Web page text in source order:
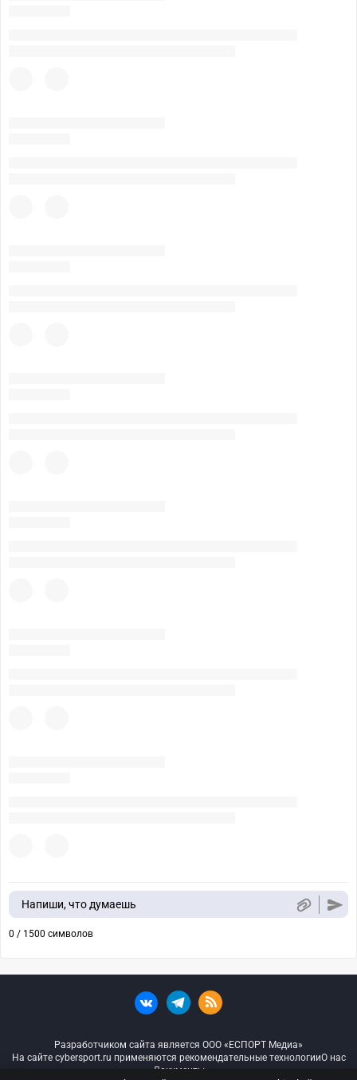
Напиши, что думаешь
0 / 1500 символов
Разработчиком сайта является ООО «ЕСПОРТ Медиа»
На сайте cybersport.ru применяются рекомендательные технологииО нас
Документы